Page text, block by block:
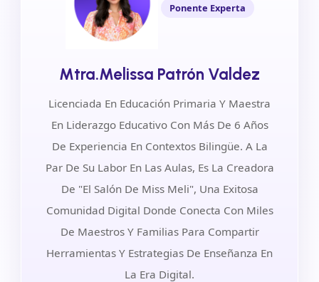
Ponente Experta
Mtra.Melissa Patrón Valdez
Licenciada En Educación Primaria Y Maestra
En Liderazgo Educativo Con Más De 6 Años
De Experiencia En Contextos Bilingüe. A La
Par De Su Labor En Las Aulas, Es La Creadora
De "El Salón De Miss Meli", Una Exitosa
Comunidad Digital Donde Conecta Con Miles
De Maestros Y Familias Para Compartir
Herramientas Y Estrategias De Enseñanza En
La Era Digital.